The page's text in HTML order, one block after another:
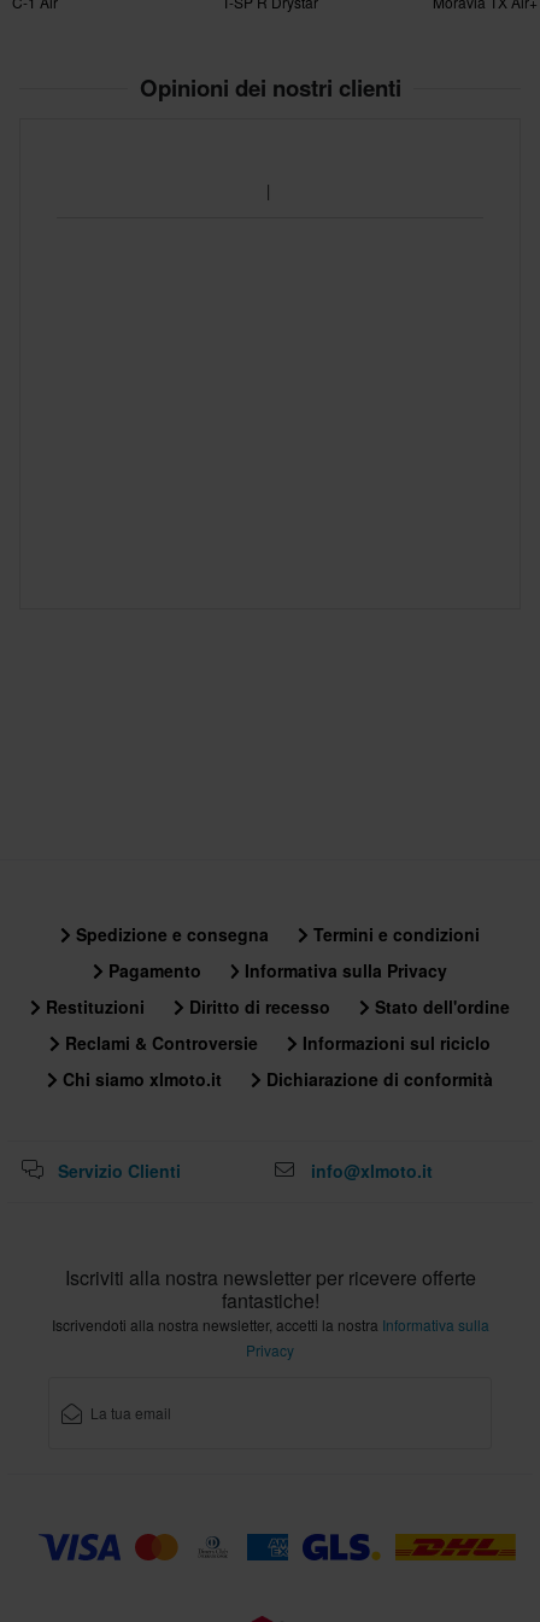
Opinioni dei nostri clienti
Spedizione e consegna
Termini e condizioni
Pagamento
Informativa sulla Privacy
Restituzioni
Diritto di recesso
Stato dell'ordine
Reclami & Controversie
Informazioni sul riciclo
Chi siamo xlmoto.it
Dichiarazione di conformità
Servizio Clienti info@xlmoto.it
Iscriviti alla nostra newsletter per ricevere offerte
fantastiche!
Iscrivendoti alla nostra newsletter, accetti la nostra Informativa sulla
Privacy